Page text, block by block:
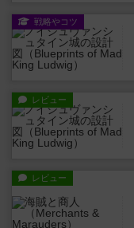
戦略やコツ
レビュー
レビュー